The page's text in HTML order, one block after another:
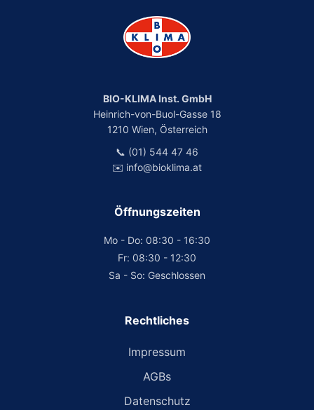
BIO-KLIMA Inst. GmbH
Heinrich-von-Buol-Gasse 18
1210 Wien, Österreich
📞 (01) 544 47 46
✉️ info@bioklima.at
Öffnungszeiten
Mo - Do: 08:30 - 16:30
Fr: 08:30 - 12:30
Sa - So: Geschlossen
Rechtliches
Impressum
AGBs
Datenschutz